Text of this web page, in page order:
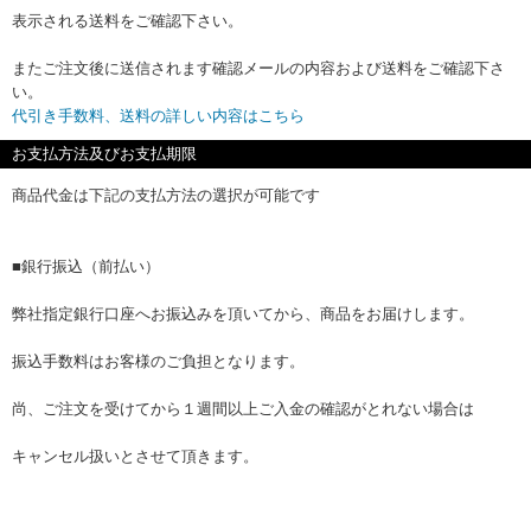
表示される送料をご確認下さい。
またご注文後に送信されます確認メールの内容および送料をご確認下さ
い。
代引き手数料、送料の詳しい内容はこちら
お支払方法及びお支払期限
商品代金は下記の支払方法の選択が可能です
■銀行振込（前払い）
弊社指定銀行口座へお振込みを頂いてから、商品をお届けします。
振込手数料はお客様のご負担となります。
尚、ご注文を受けてから１週間以上ご入金の確認がとれない場合は
キャンセル扱いとさせて頂きます。